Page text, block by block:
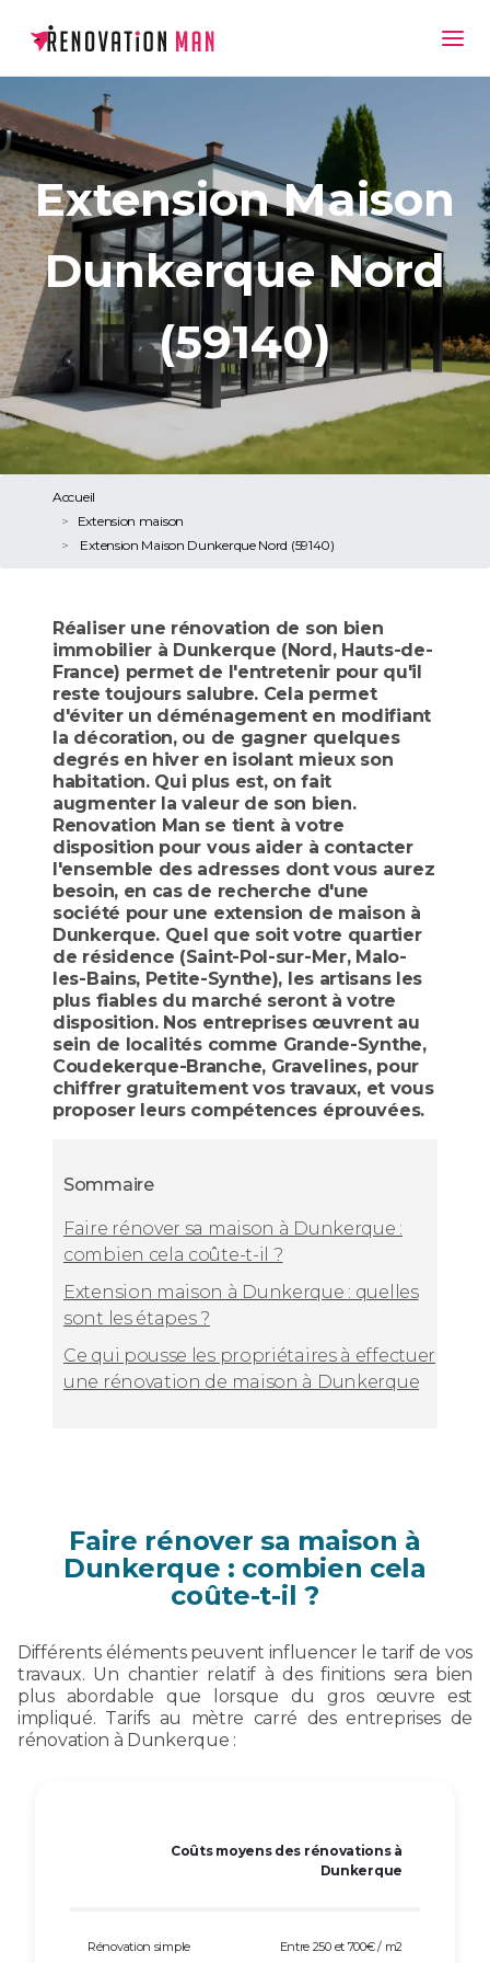
Extension Maison
Dunkerque Nord
(59140)
Accueil
Extension maison
Extension Maison Dunkerque Nord (59140)
Réaliser une rénovation de son bien
immobilier à Dunkerque (Nord, Hauts-de-
France) permet de l'entretenir pour qu'il
reste toujours salubre. Cela permet
d'éviter un déménagement en modifiant
la décoration, ou de gagner quelques
degrés en hiver en isolant mieux son
habitation. Qui plus est, on fait
augmenter la valeur de son bien.
Renovation Man se tient à votre
disposition pour vous aider à contacter
l'ensemble des adresses dont vous aurez
besoin, en cas de recherche d'une
société pour une extension de maison à
Dunkerque. Quel que soit votre quartier
de résidence (Saint-Pol-sur-Mer, Malo-
les-Bains, Petite-Synthe), les artisans les
plus fiables du marché seront à votre
disposition. Nos entreprises œuvrent au
sein de localités comme Grande-Synthe,
Coudekerque-Branche, Gravelines, pour
chiffrer gratuitement vos travaux, et vous
proposer leurs compétences éprouvées.
Sommaire
Faire rénover sa maison à Dunkerque :
combien cela coûte-t-il ?
Extension maison à Dunkerque : quelles
sont les étapes ?
Ce qui pousse les propriétaires à effectuer
une rénovation de maison à Dunkerque
Faire rénover sa maison à
Dunkerque : combien cela
coûte-t-il ?
Différents éléments peuvent influencer le tarif de vos
travaux. Un chantier relatif à des finitions sera bien
plus abordable que lorsque du gros œuvre est
impliqué. Tarifs au mètre carré des entreprises de
rénovation à Dunkerque :
Coûts moyens des rénovations à
Dunkerque
Rénovation simple Entre 250 et 700€ / m2